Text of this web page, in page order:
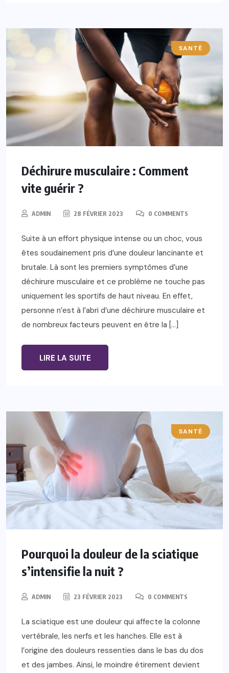
SANTÉ
Déchirure musculaire : Comment
vite guérir ?
ADMIN 28 FÉVRIER 2023 0 COMMENTS
Suite à un effort physique intense ou un choc, vous
êtes soudainement pris d’une douleur lancinante et
brutale. Là sont les premiers symptômes d’une
déchirure musculaire et ce problème ne touche pas
uniquement les sportifs de haut niveau. En effet,
personne n’est à l’abri d’une déchirure musculaire et
de nombreux facteurs peuvent en être la […]
LIRE LA SUITE
SANTÉ
Pourquoi la douleur de la sciatique
s’intensifie la nuit ?
ADMIN 23 FÉVRIER 2023 0 COMMENTS
La sciatique est une douleur qui affecte la colonne
vertébrale, les nerfs et les hanches. Elle est à
l’origine des douleurs ressenties dans le bas du dos
et des jambes. Ainsi, le moindre étirement devient